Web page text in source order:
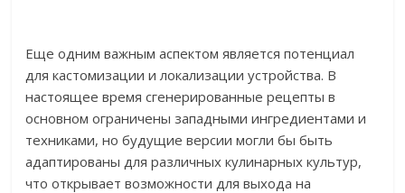
Еще одним важным аспектом является потенциал
для кастомизации и локализации устройства. В
настоящее время сгенерированные рецепты в
основном ограничены западными ингредиентами и
техниками, но будущие версии могли бы быть
адаптированы для различных кулинарных культур,
что открывает возможности для выхода на